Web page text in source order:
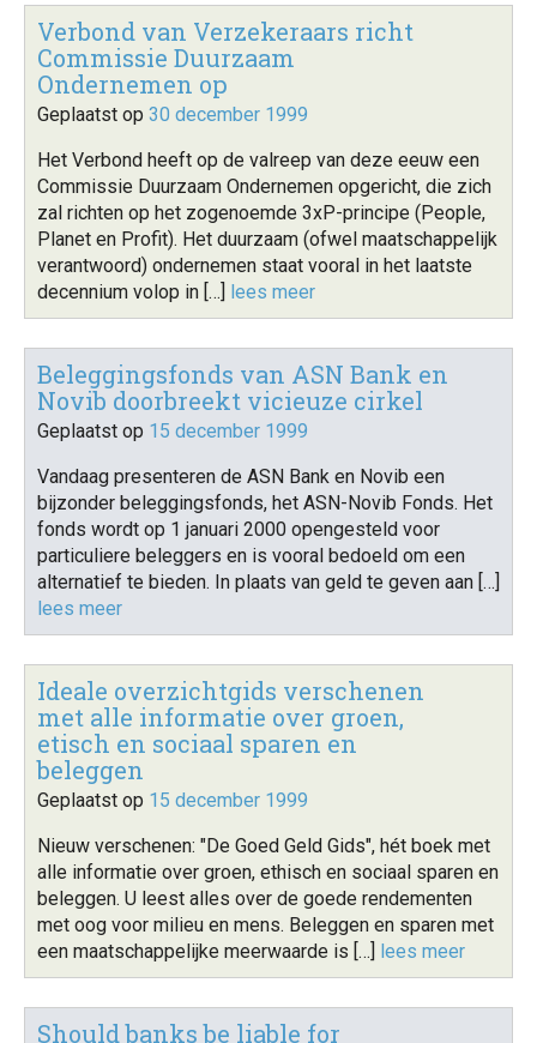
Verbond van Verzekeraars richt
Commissie Duurzaam
Ondernemen op
Geplaatst op 30 december 1999
Het Verbond heeft op de valreep van deze eeuw een
Commissie Duurzaam Ondernemen opgericht, die zich
zal richten op het zogenoemde 3xP-principe (People,
Planet en Profit). Het duurzaam (ofwel maatschappelijk
verantwoord) ondernemen staat vooral in het laatste
decennium volop in […] lees meer
Beleggingsfonds van ASN Bank en
Novib doorbreekt vicieuze cirkel
Geplaatst op 15 december 1999
Vandaag presenteren de ASN Bank en Novib een
bijzonder beleggingsfonds, het ASN-Novib Fonds. Het
fonds wordt op 1 januari 2000 opengesteld voor
particuliere beleggers en is vooral bedoeld om een
alternatief te bieden. In plaats van geld te geven aan […]
lees meer
Ideale overzichtgids verschenen
met alle informatie over groen,
etisch en sociaal sparen en
beleggen
Geplaatst op 15 december 1999
Nieuw verschenen: "De Goed Geld Gids", hét boek met
alle informatie over groen, ethisch en sociaal sparen en
beleggen. U leest alles over de goede rendementen
met oog voor milieu en mens. Beleggen en sparen met
een maatschappelijke meerwaarde is […] lees meer
Should banks be liable for